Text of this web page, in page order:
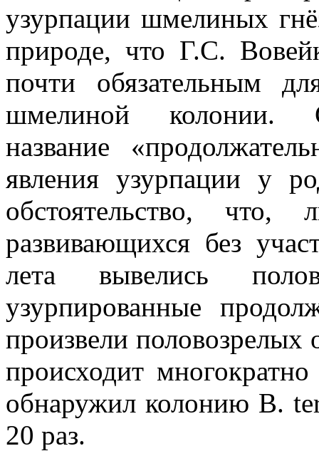
узурпации шмелиных
природе, что Г.С.
почти обязательным
шмелиной колонии.
название
явления узурпации у
обстоятельство,
развивающихся без
лета вывелись
узурпированные
произвели половозрелых
происходит
обнаружил колонию B.
20 раз.